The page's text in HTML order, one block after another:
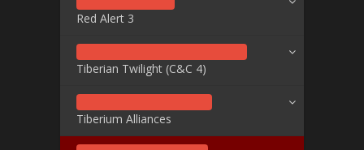
Red Alert 3
Tiberian Twilight (C&C 4)
Tiberium Alliances